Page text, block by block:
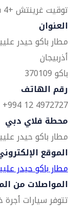
توقيت غرينتش +4 ساعات
العنوان
مطار باكو حيدر
أذربيجان
باكو 370109
رقم الهاتف
4972727 12 994+
محطة فلاي دبي
مطار باكو حيدر
الموقع
مطار باكو حيدر
المواصلات من
تتوفر سيارات أجرة